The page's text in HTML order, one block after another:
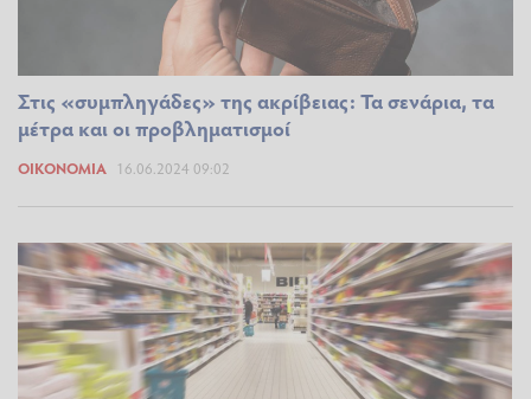
Στις «συμπληγάδες» της ακρίβειας: Τα σενάρια, τα
μέτρα και οι προβληματισμοί
ΟΙΚΟΝΟΜΊΑ 16.06.2024 09:02